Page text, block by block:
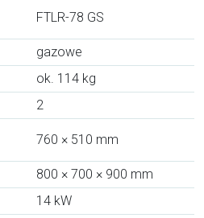
FTLR-78 GS
gazowe
ok. 114 kg
2
760 × 510 mm
800 × 700 × 900 mm
14 kW